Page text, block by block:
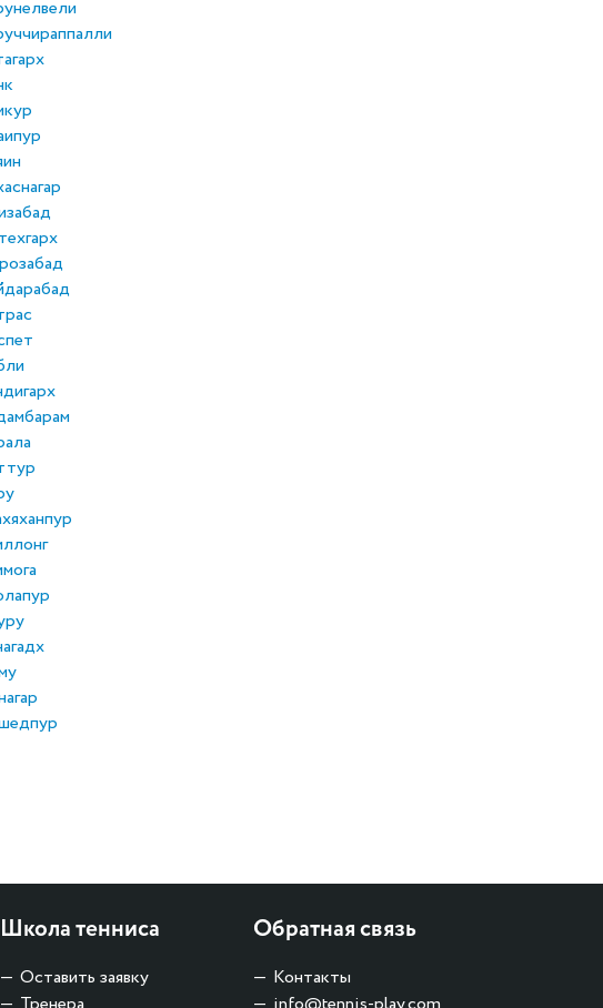
Школа тенниса
Оставить заявку
Обратная связь
Контакты